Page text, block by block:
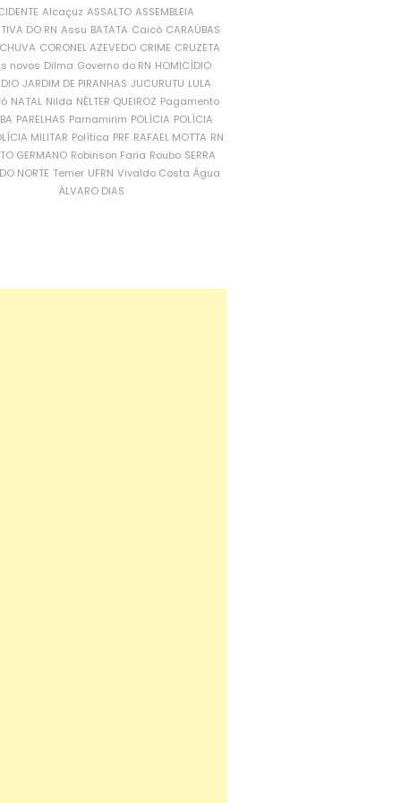
Alcaçuz ASSALTO ASSEMBLEIA
DO RN Assu BATATA Caicó CARAÚBAS
CORONEL AZEVEDO CRIME CRUZETA
novos Dilma Governo do RN HOMICÍDIO
JARDIM DE PIRANHAS JUCURUTU LULA
NATAL Nilda NÉLTER QUEIROZ Pagamento
PARELHAS Parnamirim POLÍCIA POLÍCIA
MILITAR Política PRF RAFAEL MOTTA RN
GERMANO Robinson Faria Roubo SERRA
NORTE Temer UFRN Vivaldo Costa Água
ÁLVARO DIAS